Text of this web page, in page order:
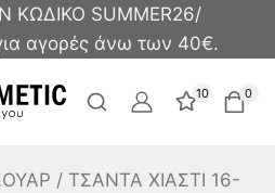
SUMMER26/
αγορές άνω των 40€.
10 0
/ ΤΣΑΝΤΑ ΧΙΑΣΤΙ 16-